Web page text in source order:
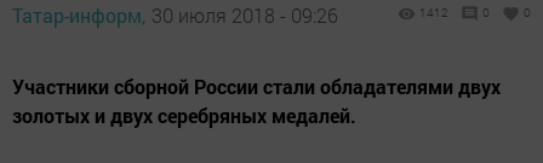
Татар-информ, 30 июля 2018 - 09:26 1412 0 0
Участники сборной России стали обладателями двух
золотых и двух серебряных медалей.